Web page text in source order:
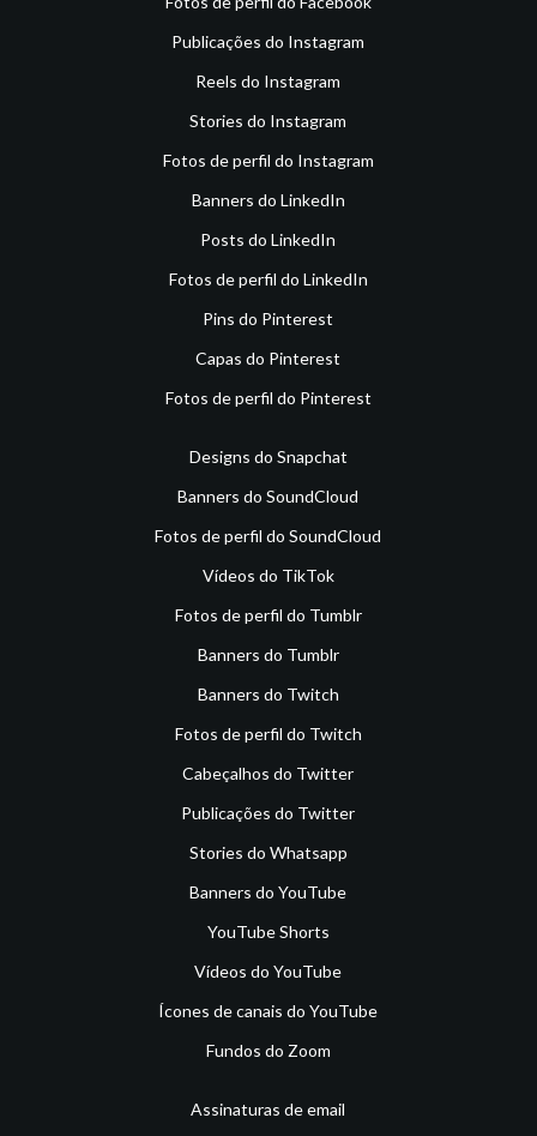
Publicações do Instagram
Reels do Instagram
Stories do Instagram
Fotos de perfil do Instagram
Banners do LinkedIn
Posts do LinkedIn
Fotos de perfil do LinkedIn
Pins do Pinterest
Capas do Pinterest
Fotos de perfil do Pinterest
Designs do Snapchat
Banners do SoundCloud
Fotos de perfil do SoundCloud
Vídeos do TikTok
Fotos de perfil do Tumblr
Banners do Tumblr
Banners do Twitch
Fotos de perfil do Twitch
Cabeçalhos do Twitter
Publicações do Twitter
Stories do Whatsapp
Banners do YouTube
YouTube Shorts
Vídeos do YouTube
Ícones de canais do YouTube
Fundos do Zoom
Assinaturas de email